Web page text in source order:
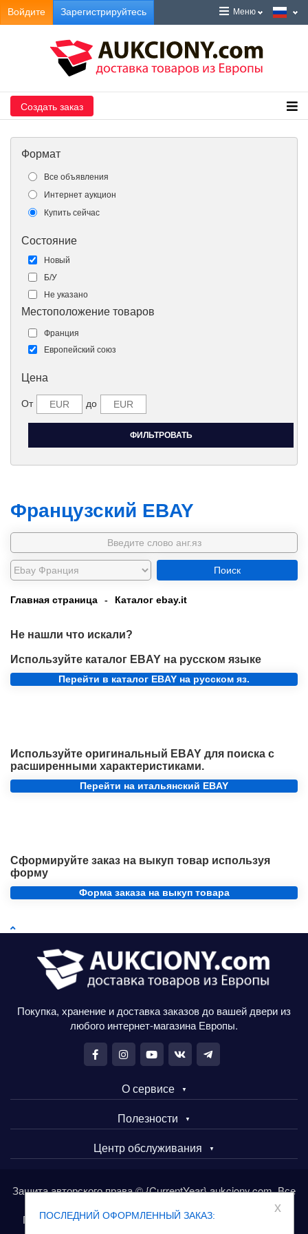
ПОСЛЕДНИЙ ОФОРМЛЕННЫЙ ЗАКАЗ:
x
Войдите Зарегистрируйтесь Меню
Создать заказ
Формат
Все объявления
Интернет аукцион
Купить сейчас
Состояние
Новый
Б/У
Не указано
Местоположение товаров
Франция
Европейский союз
Цена
От до
Французский EBAY
Поиск
Главная страница - Каталог ebay.it
Не нашли что искали?
Используйте каталог EBAY на русском языке
Перейти в каталог EBAY на русском яз.
Используйте оригинальный EBAY для поиска с
расширенными характеристиками.
Перейти на итальянский EBAY
Сформируйте заказ на выкуп товар используя
форму
Форма заказа на выкуп товара
Покупка, хранение и доставка заказов до вашей двери из
любого интернет-магазина Европы.
О сервисе
Полезности
Центр обслуживания
Защита авторского права © {CurrentYear} aukciony.com. Все
Покупайте товары в Европе через сервис aukciony.com